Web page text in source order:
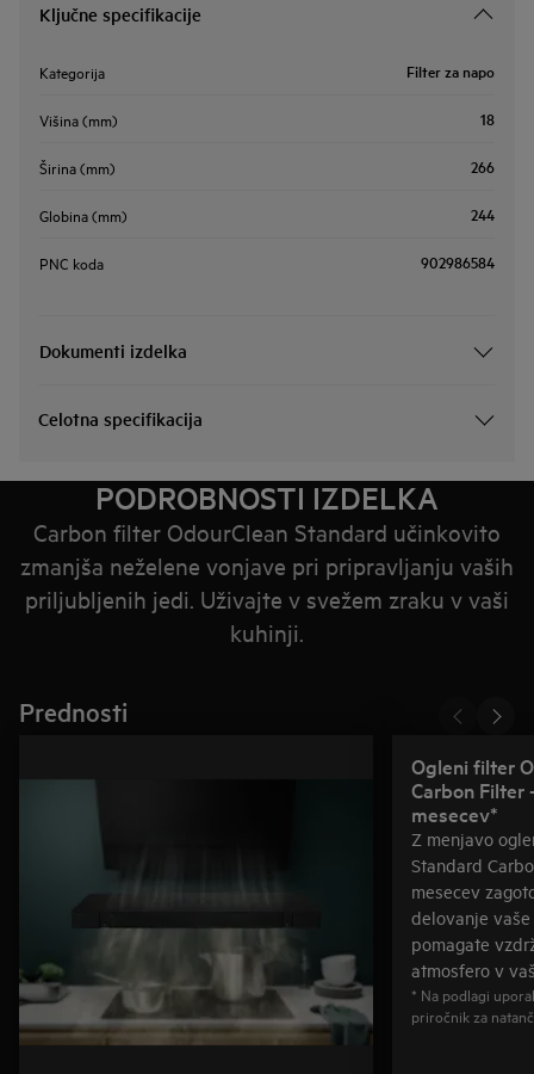
Ključne specifikacije
Kategorija Filter za napo
Višina (mm) 18
Širina (mm) 266
Globina (mm) 244
PNC koda 902986584
Dokumenti izdelka
Celotna specifikacija
PODROBNOSTI IZDELKA
Carbon filter OdourClean Standard učinkovito
zmanjša neželene vonjave pri pripravljanju vaših
priljubljenih jedi. Uživajte v svežem zraku v vaši
kuhinji.
Prednosti
Ogleni filter
Carbon Filter
mesecev*
Z menjavo
Standard
mesecev
delovanje
pomagate
atmosfero v
* Na podlagi
priročnik za